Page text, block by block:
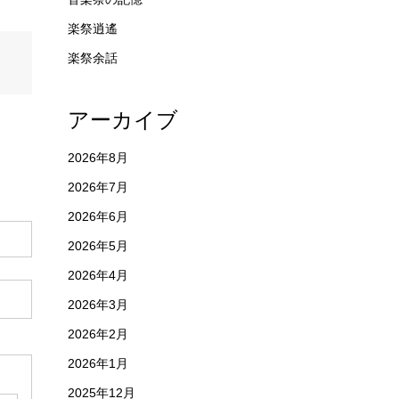
楽祭逍遙
楽祭余話
アーカイブ
2026年8月
2026年7月
2026年6月
2026年5月
2026年4月
2026年3月
2026年2月
2026年1月
2025年12月